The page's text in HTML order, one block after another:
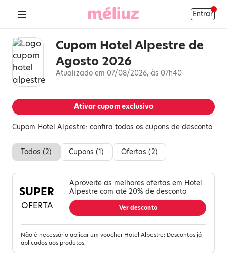
Entrar
Cupom Hotel Alpestre de
Agosto 2026
Atualizado em 07/08/2026, às 07h40
Ativar cupom exclusivo
Cupom Hotel Alpestre: confira todos os cupons de desconto
Todos (2) Cupons (1) Ofertas (2)
SUPER
OFERTA
Aproveite as melhores ofertas em Hotel
Alpestre com até 20% de desconto
Ver desconto
Não é necessário aplicar um voucher Hotel Alpestre; Descontos já
aplicados aos produtos.